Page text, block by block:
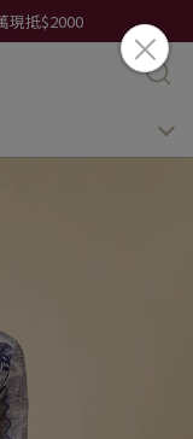
現抵$2000